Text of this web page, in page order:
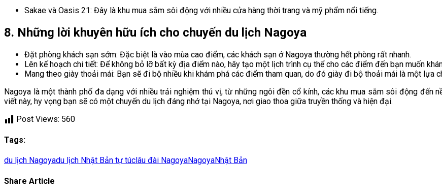
Sakae và Oasis 21: Đây là khu mua sắm sôi động với nhiều cửa hàng thời trang và mỹ phẩm nổi tiếng.
8. Những lời khuyên hữu ích cho chuyến du lịch Nagoya
Đặt phòng khách sạn sớm: Đặc biệt là vào mùa cao điểm, các khách sạn ở Nagoya thường hết phòng rất nhanh.
Lên kế hoạch chi tiết: Để không bỏ lỡ bất kỳ địa điểm nào, hãy tạo một lịch trình cụ thể cho các điểm đến bạn muốn
Mang theo giày thoải mái: Bạn sẽ đi bộ nhiều khi khám phá các điểm tham quan, do đó giày đi bộ thoải mái là một lựa
Nagoya là một thành phố đa dạng với nhiều trải nghiệm thú vị, từ những ngôi đền cổ kính, các khu mua sắm sôi động đến
viết này, hy vọng bạn sẽ có một chuyến du lịch đáng nhớ tại Nagoya, nơi giao thoa giữa truyền thống và hiện đại.
Post Views: 560
Tags:
du lịch Nagoyadu lịch Nhật Bản tự túc lâu đài NagoyaNagoyaNhật Bản
Share Article